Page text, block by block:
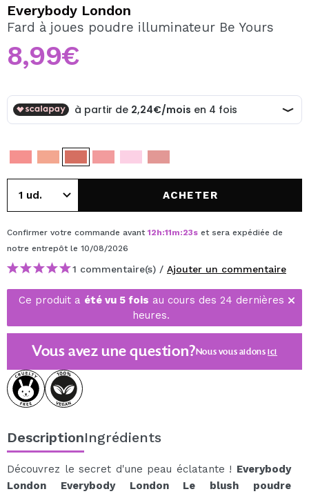
En créant un compte sur Maquibeauty.fr vous pourrez
effectuer vos achats rapidement, vérifier l'état de vos
commandes et consulter vos opérations précédentes.
CRÉER UN COMPTE
Everybody London
Fard à joues poudre illuminateur Be Yours
8,99€
ACHETER
Confirmer votre commande avant 12h:11m:22s et sera expédiée de
notre entrepôt le 10/08/2026
1 commentaire(s) / Ajouter un commentaire
Ce produit a été vu 5 fois au cours des 24 dernières
heures.
Vous avez une question?Nous vous aidonsici
DescriptionIngrédients
Découvrez le secret d'une peau éclatante ! Everybody
London Everybody London Le blush poudre